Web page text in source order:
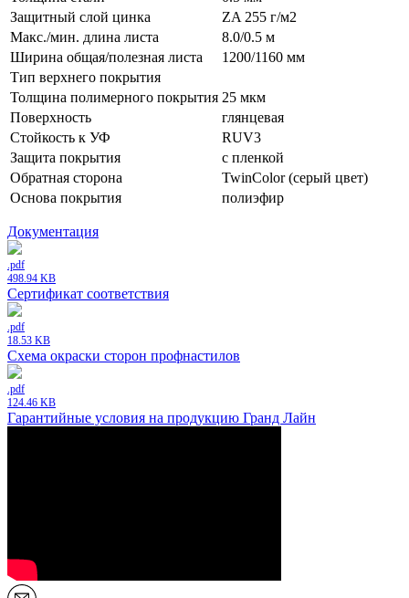
Защитный слой цинка
ZA 255 г/м2
Макс./мин. длина листа
8.0/0.5 м
Ширина общая/полезная листа
1200/1160 мм
Тип верхнего покрытия
Толщина полимерного покрытия 25 мкм
Поверхность
глянцевая
Стойкость к УФ
RUV3
Защита покрытия
с пленкой
Обратная сторона
TwinColor (серый цвет)
Основа покрытия
полиэфир
Документация
.pdf
498.94 KB
Сертификат соответствия
.pdf
18.53 KB
Схема окраски сторон профнастилов
.pdf
124.46 KB
Гарантийные условия на продукцию Гранд Лайн